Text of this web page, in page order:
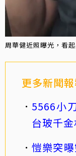
周華健近照曝光，看
更多新聞
5566小
台玻千
愷樂突